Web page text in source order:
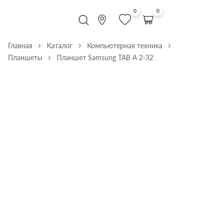
0 0
Главная Каталог
Компьютерная техника
Планшеты
Планшет Samsung TAB A 2-32